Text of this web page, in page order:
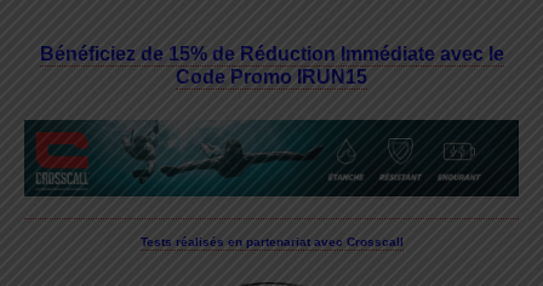
Bénéficiez de 15% de Réduction Immédiate avec le
Code Promo IRUN15
Tests réalisés en partenariat avec Crosscall